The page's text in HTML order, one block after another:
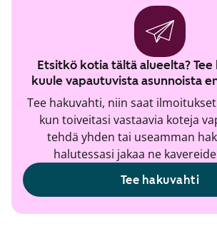
Etsitkö kotia tältä alueelta? Tee
kuule vapautuvista asunnoista
Tee hakuvahti, niin saat
kun toiveitasi vastaavia koteja
tehdä yhden tai useamman
halutessasi jakaa ne
Tee hakuvahti